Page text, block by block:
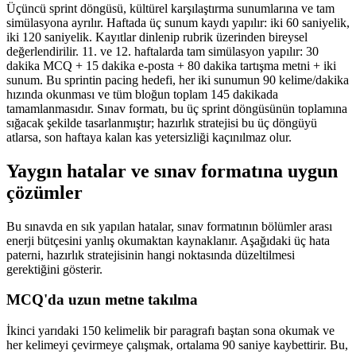
Üçüncü sprint döngüsü, kültürel karşılaştırma sunumlarına ve tam
simülasyona ayrılır. Haftada üç sunum kaydı yapılır: iki 60 saniyelik,
iki 120 saniyelik. Kayıtlar dinlenip rubrik üzerinden bireysel
değerlendirilir. 11. ve 12. haftalarda tam simülasyon yapılır: 30
dakika MCQ + 15 dakika e-posta + 80 dakika tartışma metni + iki
sunum. Bu sprintin pacing hedefi, her iki sunumun 90 kelime/dakika
hızında okunması ve tüm bloğun toplam 145 dakikada
tamamlanmasıdır. Sınav formatı, bu üç sprint döngüsünün toplamına
sığacak şekilde tasarlanmıştır; hazırlık stratejisi bu üç döngüyü
atlarsa, son haftaya kalan kas yetersizliği kaçınılmaz olur.
Yaygın hatalar ve sınav formatına uygun
çözümler
Bu sınavda en sık yapılan hatalar, sınav formatının bölümler arası
enerji bütçesini yanlış okumaktan kaynaklanır. Aşağıdaki üç hata
paterni, hazırlık stratejisinin hangi noktasında düzeltilmesi
gerektiğini gösterir.
MCQ'da uzun metne takılma
İkinci yarıdaki 150 kelimelik bir paragrafı baştan sona okumak ve
her kelimeyi çevirmeye çalışmak, ortalama 90 saniye kaybettirir. Bu,